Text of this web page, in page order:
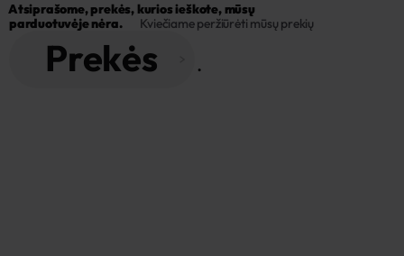
Atsiprašome, prekės, kurios ieškote, mūsų
parduotuvėje nėra.
Kviečiame peržiūrėti mūsų prekių
Prekės .